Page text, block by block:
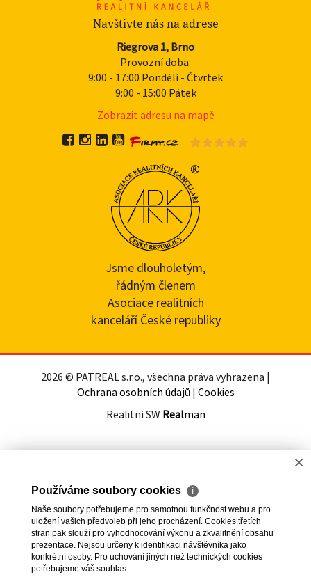
Navštivte nás na adrese
Riegrova 1, Brno
Provozní doba:
9:00 - 17:00 Pondělí - Čtvrtek
9:00 - 15:00 Pátek
Zobrazit adresu na mapě
Jsme dlouholetým,
řádným členem
Asociace realitních
kanceláří České republiky
2026 © PATREAL s.r.o., všechna práva vyhrazena |
Ochrana osobních údajů | Cookies
Realitní SW Realman
×
Používáme soubory cookies ℹ
Naše soubory potřebujeme pro samotnou funkčnost webu a pro
uložení vašich předvoleb při jeho procházení. Cookies třetích
stran pak slouží pro vyhodnocování výkonu a zkvalitnění obsahu
prezentace. Nejsou určeny k identifikaci návštěvníka jako
konkrétní osoby. Pro uchování jiných než technických cookies
potřebujeme váš souhlas.